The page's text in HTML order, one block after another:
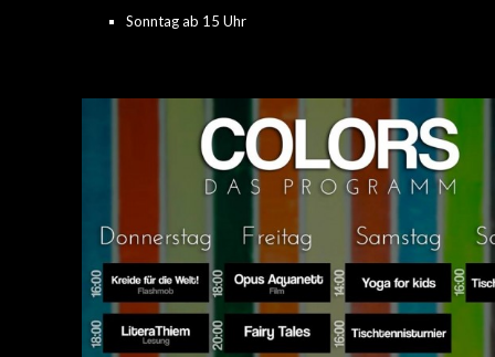
Sonntag ab 15 Uhr